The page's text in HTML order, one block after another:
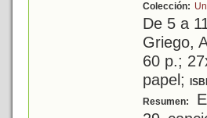
Colección:
De 5 a
Griego,
60 p.;
papel;
Resumen: